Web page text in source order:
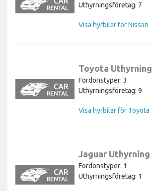
Uthyrningsföretag: 7
Visa hyrbilar för Nissan
Toyota Uthyrning
Fordonstyper: 3
Uthyrningsföretag: 9
Visa hyrbilar för Toyota
Jaguar Uthyrning
Fordonstyper: 1
Uthyrningsföretag: 1